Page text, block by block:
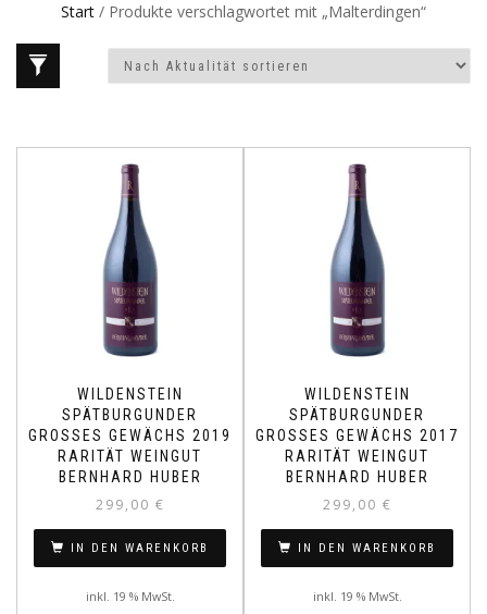
Start / Produkte verschlagwortet mit „Malterdingen“
WILDENSTEIN
SPÄTBURGUNDER
GROSSES GEWÄCHS 2019
RARITÄT WEINGUT
BERNHARD HUBER
299,00 €
IN DEN WARENKORB
inkl. 19 % MwSt.
WILDENSTEIN
SPÄTBURGUNDER
GROSSES GEWÄCHS 2017
RARITÄT WEINGUT
BERNHARD HUBER
299,00 €
IN DEN WARENKORB
inkl. 19 % MwSt.